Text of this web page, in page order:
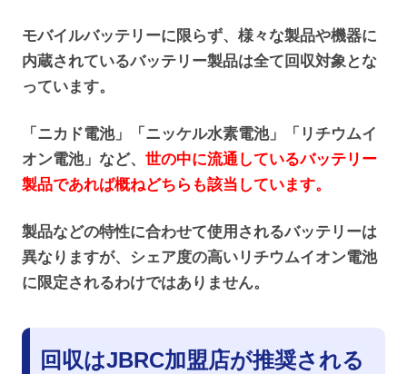
モバイルバッテリーに限らず、様々な製品や機器に
内蔵されているバッテリー製品は全て回収対象とな
っています。
「ニカド電池」「ニッケル水素電池」「リチウムイ
オン電池」など、 世の中に流通しているバッテリー
製品であれば概ねどちらも該当しています。
製品などの特性に合わせて使用されるバッテリーは
異なりますが、シェア度の高いリチウムイオン電池
に限定されるわけではありません。
回収はJBRC加盟店が推奨される